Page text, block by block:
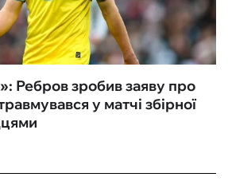
Ребров зробив заяву про
у матчі збірної